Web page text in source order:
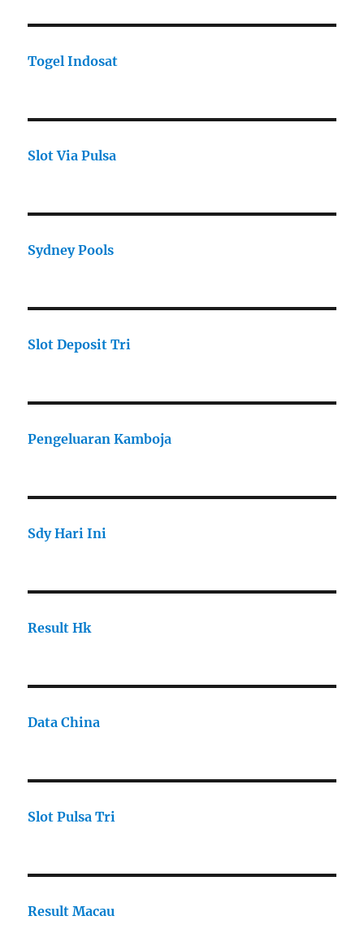
Togel Indosat
Slot Via Pulsa
Sydney Pools
Slot Deposit Tri
Pengeluaran Kamboja
Sdy Hari Ini
Result Hk
Data China
Slot Pulsa Tri
Result Macau